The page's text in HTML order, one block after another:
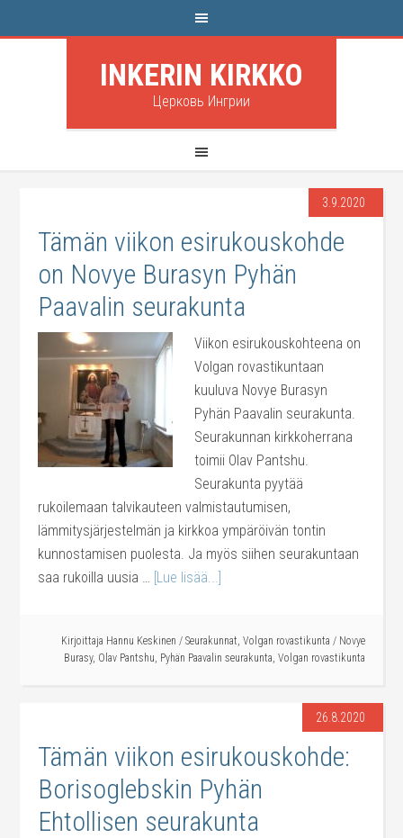
INKERIN KIRKKO
Церковь Ингрии
3.9.2020
Tämän viikon esirukouskohde
on Novye Burasyn Pyhän
Paavalin seurakunta
Viikon esirukouskohteena on
Volgan rovastikuntaan
kuuluva Novye Burasyn
Pyhän Paavalin seurakunta.
Seurakunnan kirkkoherrana
toimii Olav Pantshu.
Seurakunta pyytää
rukoilemaan talvikauteen valmistautumisen,
lämmitysjärjestelmän ja kirkkoa ympäröivän tontin
kunnostamisen puolesta. Ja myös siihen seurakuntaan
saa rukoilla uusia … [Lue lisää...]
Kirjoittaja Hannu Keskinen / Seurakunnat, Volgan rovastikunta / Novye
Burasy, Olav Pantshu, Pyhän Paavalin seurakunta, Volgan rovastikunta
26.8.2020
Tämän viikon esirukouskohde:
Borisoglebskin Pyhän
Ehtollisen seurakunta